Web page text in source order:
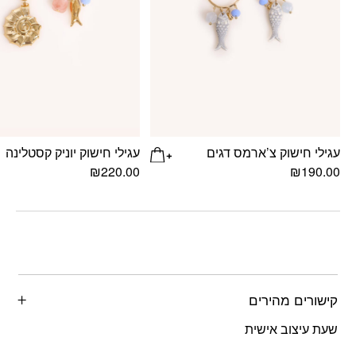
עגילי חישוק צ’ארמס דגים
₪190.00
עגילי חישוק יוניק קסטלינה
₪220.00
קישורים מהירים
שעת עיצוב אישית